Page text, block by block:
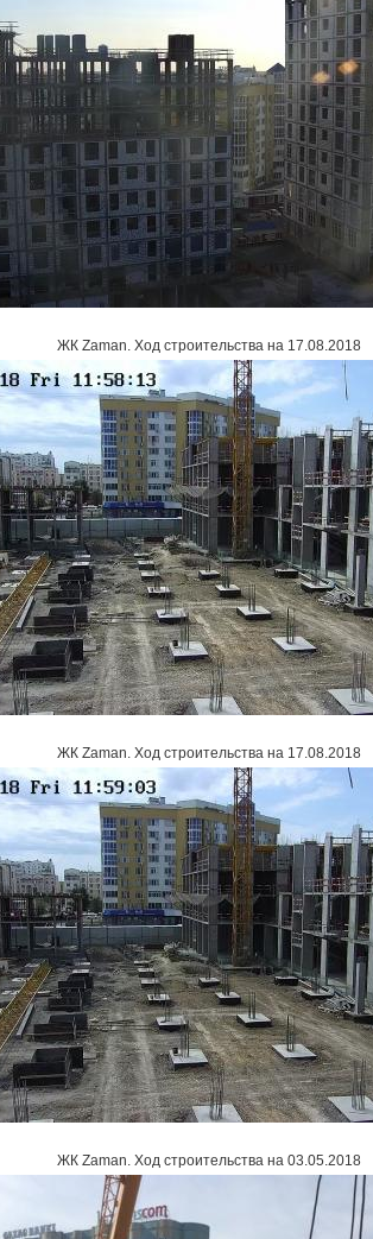
ЖК Zaman. Ход строительства на 17.08.2018
ЖК Zaman. Ход строительства на 17.08.2018
ЖК Zaman. Ход строительства на 03.05.2018